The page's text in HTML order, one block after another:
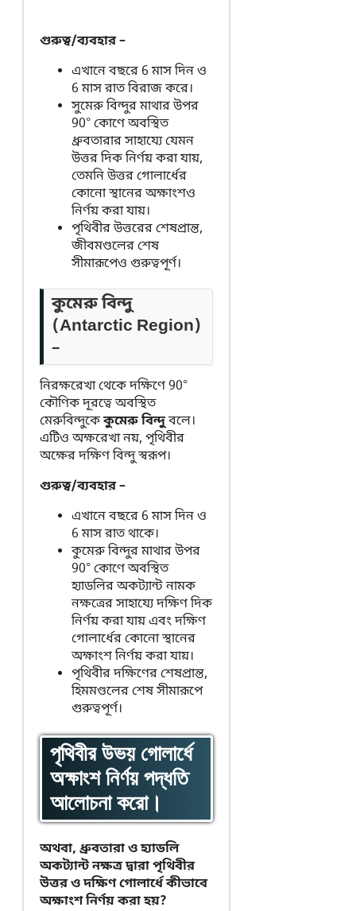
গুরুত্ব/ব্যবহার –
এখানে বছরে 6 মাস দিন ও
6 মাস রাত বিরাজ করে।
সুমেরু বিন্দুর মাথার উপর
90° কোণে অবস্থিত
ধ্রুবতারার সাহায্যে যেমন
উত্তর দিক নির্ণয় করা যায়,
তেমনি উত্তর গোলার্ধের
কোনো স্থানের অক্ষাংশও
নির্ণয় করা যায়।
পৃথিবীর উত্তরের শেষপ্রান্ত,
জীবমণ্ডলের শেষ
সীমারূপেও গুরুত্বপূর্ণ।
কুমেরু বিন্দু
(Antarctic Region)
–
নিরক্ষরেখা থেকে দক্ষিণে 90°
কৌণিক দূরত্বে অবস্থিত
মেরুবিন্দুকেকুমেরু বিন্দুবলে।
এটিও অক্ষরেখা নয়, পৃথিবীর
অক্ষের দক্ষিণ বিন্দু স্বরূপ।
গুরুত্ব/ব্যবহার –
এখানে বছরে 6 মাস দিন ও
6 মাস রাত থাকে।
কুমেরু বিন্দুর মাথার উপর
90° কোণে অবস্থিত
হ্যাডলির অকট্যান্ট নামক
নক্ষত্রের সাহায্যে দক্ষিণ দিক
নির্ণয় করা যায় এবং দক্ষিণ
গোলার্ধের কোনো স্থানের
অক্ষাংশ নির্ণয় করা যায়।
পৃথিবীর দক্ষিণের শেষপ্রান্ত,
হিমমণ্ডলের শেষ সীমারূপে
গুরুত্বপূর্ণ।
পৃথিবীর উভয় গোলার্ধে
অক্ষাংশ নির্ণয় পদ্ধতি
আলোচনা করো।
অথবা, ধ্রুবতারা ও হ্যাডলি
অকট্যান্ট নক্ষত্র দ্বারা পৃথিবীর
উত্তর ও দক্ষিণ গোলার্ধে কীভাবে
অক্ষাংশ নির্ণয় করা হয়?